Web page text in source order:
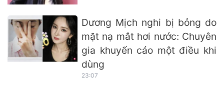
Dương Mịch nghi bị bỏng do
mặt nạ mắt hơi nước: Chuyên
gia khuyến cáo một điều khi
dùng
23:07